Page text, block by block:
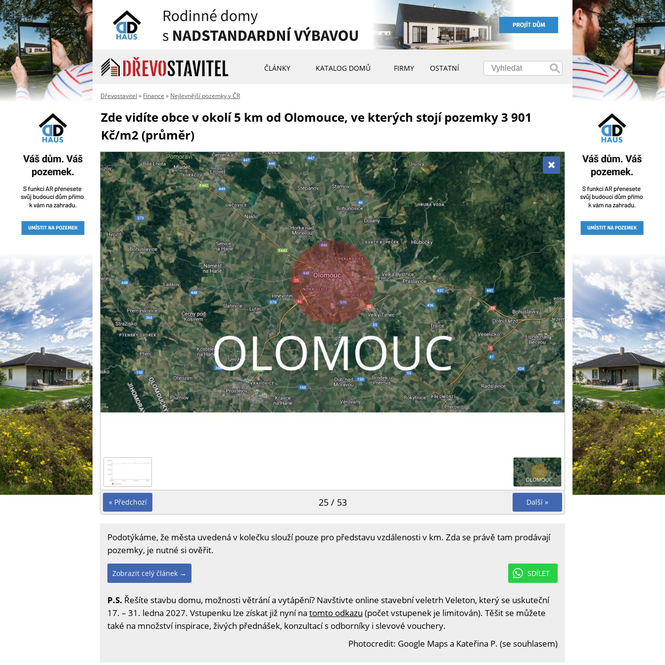
ČLÁNKY KATALOG DOMŮ FIRMY OSTATNÍ
Dřevostavitel » Finance » Nejlevnější pozemky v ČR
Zde vidíte obce v okolí 5 km od Olomouce, ve kterých stojí pozemky 3 901
Kč/m2 (průměr)
« Předchozí Další »
25 / 53
Podotýkáme, že města uvedená v kolečku slouží pouze pro představu vzdálenosti v km. Zda se právě tam prodávají
pozemky, je nutné si ověřit.
SDÍLET
Zobrazit celý článek →
P.S. Řešíte stavbu domu, možnosti větrání a vytápění? Navštivte online stavební veletrh Veleton, který se uskuteční
17. – 31. ledna 2027. Vstupenku lze získat již nyní na tomto odkazu (počet vstupenek je limitován). Těšit se můžete
také na množství inspirace, živých přednášek, konzultací s odborníky i slevové vouchery.
Photocredit: Google Maps a Kateřina P. (se souhlasem)